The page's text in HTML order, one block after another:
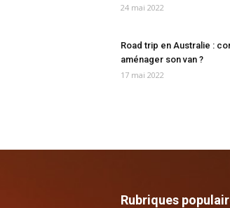
24 mai 2022
Road trip en Australie :
aménager son van ?
17 mai 2022
Rubriques